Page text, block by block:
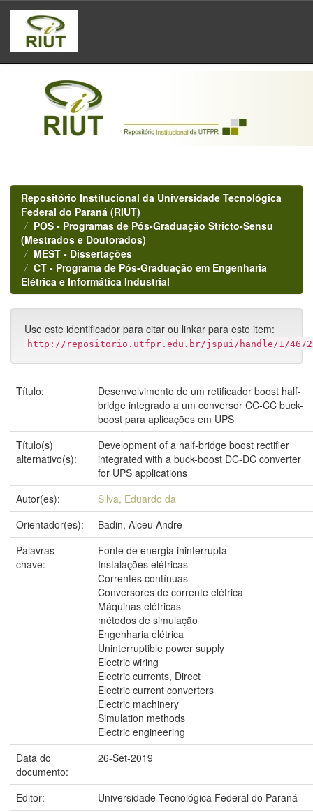
Skip
navigation
Repositório Institucional da Universidade Tecnológica
Federal do Paraná (RIUT)
POS - Programas de Pós-Graduação Stricto-Sensu
(Mestrados e Doutorados)
MEST - Dissertações
CT - Programa de Pós-Graduação em Engenharia
Elétrica e Informática Industrial
Use este identificador para citar ou linkar para este item:
http://repositorio.utfpr.edu.br/jspui/handle/1/4672
Título:
Desenvolvimento de um retificador boost half-
bridge integrado a um conversor CC-CC buck-
boost para aplicações em UPS
Título(s)
alternativo(s):
Development of a half-bridge boost rectifier
integrated with a buck-boost DC-DC converter
for UPS applications
Autor(es):
Silva, Eduardo da
Orientador(es):
Badin, Alceu Andre
Palavras-
chave:
Fonte de energia ininterrupta
Instalações elétricas
Correntes contínuas
Conversores de corrente elétrica
Máquinas elétricas
métodos de simulação
Engenharia elétrica
Uninterruptible power supply
Electric wiring
Electric currents, Direct
Electric current converters
Electric machinery
Simulation methods
Electric engineering
Data do
documento:
26-Set-2019
Editor:
Universidade Tecnológica Federal do Paraná